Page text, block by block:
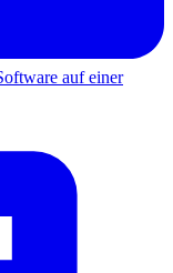
auf einer